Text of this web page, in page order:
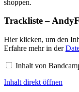
shoppen.
Trackliste –
Inhalt
von
Bandcamp
anzeigen
Hier klicken, um den
Erfahre mehr in der
Inhalt von
Inhalt direkt öffnen